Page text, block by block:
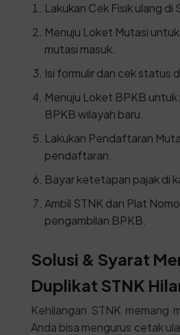
Lakukan Cek Fisik ulang di
Menuju Loket Mutasi
mutasi masuk.
Isi formulir dan cek status
Menuju Loket BPKB
BPKB wilayah baru.
Lakukan Pendaftaran
pendaftaran.
Bayar ketetapan pajak di
Ambil STNK dan Plat
pengambilan BPKB.
Solusi & Syarat
Duplikat STNK
Kehilangan STNK memang
Anda bisa mengurus cetak